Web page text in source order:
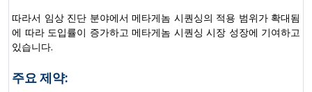
따라서 임상 진단 분야에서 메타게놈 시퀀싱의 적용 범위가 확대됨
에 따라 도입률이 증가하고 메타게놈 시퀀싱 시장 성장에 기여하고
있습니다.
주요 제약: